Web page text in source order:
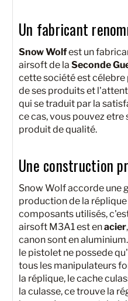
Un fabricant
Snow Wolfest un
airsoft de la Seconde
cette société est
de ses produits et
qui se traduit par la
ce cas, vous pouvez etre
produit de qualité.
Une construction
Snow Wolf accorde une
production de la réplique
composants utilisés,
airsoft M3A1 est enacier
canon sont en aluminium.
le pistolet ne possede
tous les manipulateurs
la réplique, le cache
la culasse, ce trouve la